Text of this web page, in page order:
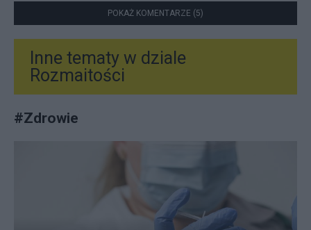
POKAŻ KOMENTARZE (5)
Inne tematy w dziale
Rozmaitości
#Zdrowie